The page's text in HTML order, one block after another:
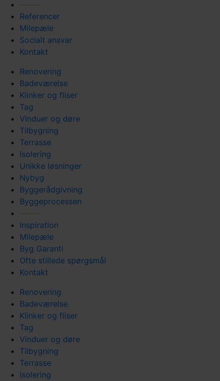
Referencer
Milepæle
Socialt ansvar
Kontakt
Renovering
Badeværelse
Klinker og fliser
Tag
Vinduer og døre
Tilbygning
Terrasse
Isolering
Unikke løsninger
Nybyg
Byggerådgivning
Byggeprocessen
Inspiration
Milepæle
Byg Garanti
Ofte stillede spørgsmål
Kontakt
Renovering
Badeværelse
Klinker og fliser
Tag
Vinduer og døre
Tilbygning
Terrasse
Isolering